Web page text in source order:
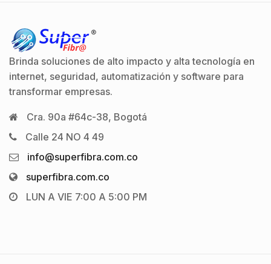
Brinda soluciones de alto impacto y alta tecnología en
internet, seguridad, automatización y software para
transformar empresas.
Cra. 90a #64c-38, Bogotá
Calle 24 NO 4 49
info@superfibra.com.co
superfibra.com.co
LUN A VIE 7:00 A 5:00 PM